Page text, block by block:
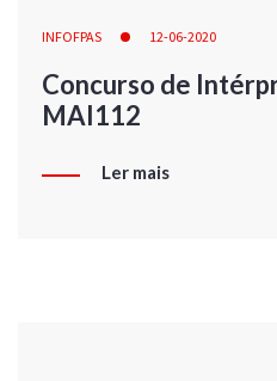
INFOFPAS 12-06-2020
Concurso de
MAI112
Ler mais